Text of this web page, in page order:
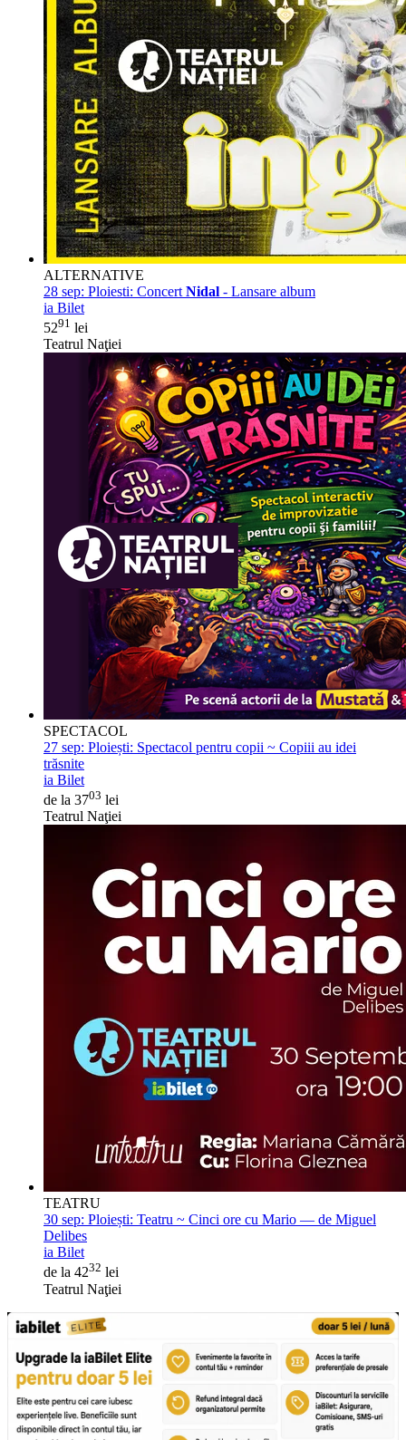
ALTERNATIVE
28 sep: Ploiesti: Concert Nidal - Lansare album
ia Bilet
5291 lei
Teatrul Naţiei
SPECTACOL
27 sep: Ploiești: Spectacol pentru copii ~ Copiii au idei
trăsnite
ia Bilet
de la 3703 lei
Teatrul Naţiei
TEATRU
30 sep: Ploiești: Teatru ~ Cinci ore cu Mario — de Miguel
Delibes
ia Bilet
de la 4232 lei
Teatrul Naţiei